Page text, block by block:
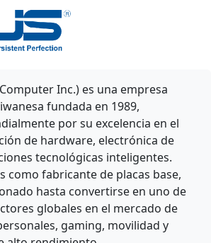
Computer Inc.) es una empresa
fundada en 1989,
por su excelencia en el
de hardware, electrónica de
tecnológicas inteligentes.
como fabricante de placas base,
hasta convertirse en uno de
globales en el mercado de
gaming, movilidad y